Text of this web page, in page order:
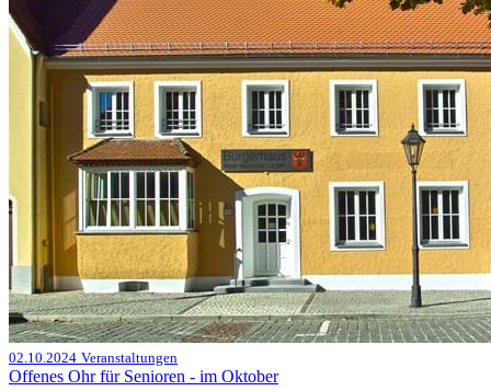
02.10.2024 Veranstaltungen
Offenes Ohr für Senioren - im Oktober